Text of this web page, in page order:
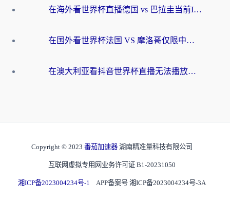
在海外看世界杯直播德国 vs 巴拉圭当前IP受限制？这篇指南帮你轻松解决地区限制
在国外看世界杯法国 VS 摩洛哥仅限中国大陆？别让地域限制拦下你的欢呼
在澳大利亚看抖音世界杯直播无法播放？海外党体育观赛终极指南来了！
Copyright © 2023 番茄加速器 湖南精准量科技有限公司
互联网虚拟专用网业务许可证 B1-20231050
湘ICP备2023004234号-1 APP备案号 湘ICP备2023004234号-3A